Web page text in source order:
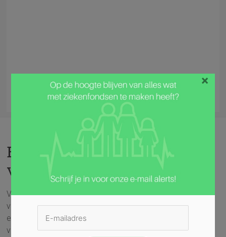
Bijkomende verzekeringen
vergelijken
Voor alle duidelijkheid: de basisverzekering (verplichte
verzekering) is bij elk ziekenfonds gelijk. Er kan dus enkel
een vergelijking gemaakt worden tussen de bijkomende
verzekeringen en voordelen die elk ziekenfonds geeft als je
×